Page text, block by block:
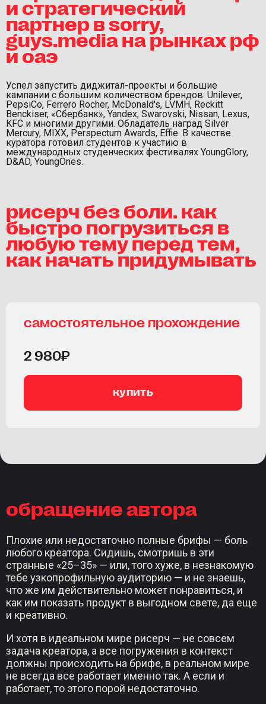
и стратегический
партнер в sorry,
guys.media на рынках рф
и оаэ
Успел запустить диджитал-проекты и большие
кампании с большим количеством брендов: Unilever,
PepsiCo, Ferrero Rocher, McDonald's, LVMH, Reckitt
Benckiser, «Cбербанк», Yandex, Swarovski, Nissan, Lexus,
KFC и многими другими. Обладатель наград Silver
Mercury, MIXX, Perspectum Awards, Effie. В качестве
куратора готовил студентов к участию в
международных студенческих фестивалях YoungGlory,
D&AD, YoungOnes.
рисерч без боли. как
быстро погрузиться в
любую тему перед тем,
как начать придумывать
самостоятельное прохождение
2 980₽
купить
обращение автора
Плохие или недостаточно полные брифы — боль
любого креатора. Сидишь, смотришь в эти
странные «25–35» — или, того хуже, в незнакомую
тебе узкопрофильную аудиторию — и не знаешь,
что же им действительно может понравиться, и
как им показать продукт в выгодном свете, да еще
и креативно.
И хотя в идеальном мире рисерч — не совсем
задача креатора, а все погружения в контекст
должны происходить на брифе, в реальном мире
не всегда все работает именно так. А если и
работает, то этого порой недостаточно.